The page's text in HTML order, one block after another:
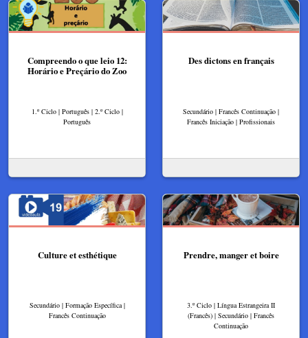
Compreendo o que leio 12:
Horário e Preçário do Zoo
1.º Ciclo | Português | 2.º Ciclo |
Português
Des dictons en français
Secundário | Francês Continuação |
Francês Iniciação | Profissionais
Culture et esthétique
Secundário | Formação Específica |
Francês Continuação
Prendre, manger et boire
3.º Ciclo | Língua Estrangeira II
(Francês) | Secundário | Francês
Continuação